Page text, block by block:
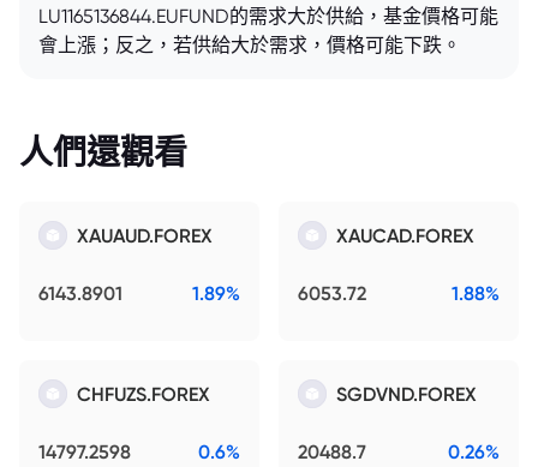
LU1165136844.EUFUND的需求大於供給，基金價格可能
會上漲；反之，若供給大於需求，價格可能下跌。
人們還觀看
XAUAUD.FOREX
6143.8901 1.89%
XAUCAD.FOREX
6053.72 1.88%
CHFUZS.FOREX
14797.2598 0.6%
SGDVND.FOREX
20488.7 0.26%